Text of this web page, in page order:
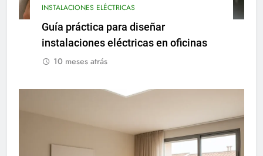
INSTALACIONES ELÉCTRICAS
Guía práctica para diseñar
instalaciones eléctricas en oficinas
10 meses atrás